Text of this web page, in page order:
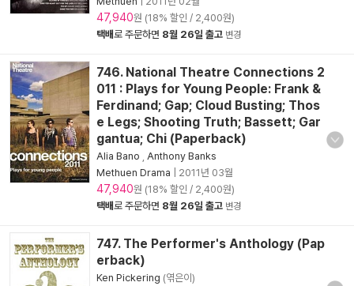
47,940원 (18% 할인 / 2,400원)
택배로 주문하면 8월 26일 출고 변경
746. National Theatre Connections 2
011 : Plays for Young People: Frank &
Ferdinand; Gap; Cloud Busting; Thos
e Legs; Shooting Truth; Bassett; Gar
gantua; Chi (Paperback)
Alia Bano
Anthony Banks
Methuen Drama
2011년 03월
47,940원 (18% 할인 / 2,400원)
택배로 주문하면 8월 26일 출고 변경
747. The Performer's Anthology (Pap
erback)
Ken Pickering (엮은이)